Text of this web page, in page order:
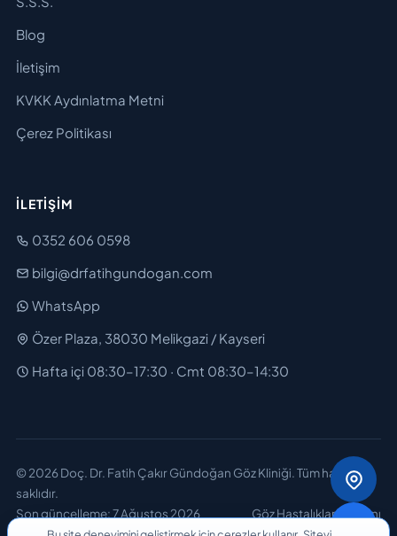
Blog
İletişim
KVKK Aydınlatma Metni
Çerez Politikası
İLETIŞIM
0352 606 0598
bilgi@drfatihgundogan.com
WhatsApp
Özer Plaza, 38030 Melikgazi / Kayseri
Hafta içi 08:30–17:30 · Cmt 08:30–14:30
© 2026 Doç. Dr. Fatih Çakır Gündoğan Göz Kliniği. Tüm hakları
saklıdır.
Son güncelleme:7 Ağustos 2026 Göz Hastalıkları Uzmanı